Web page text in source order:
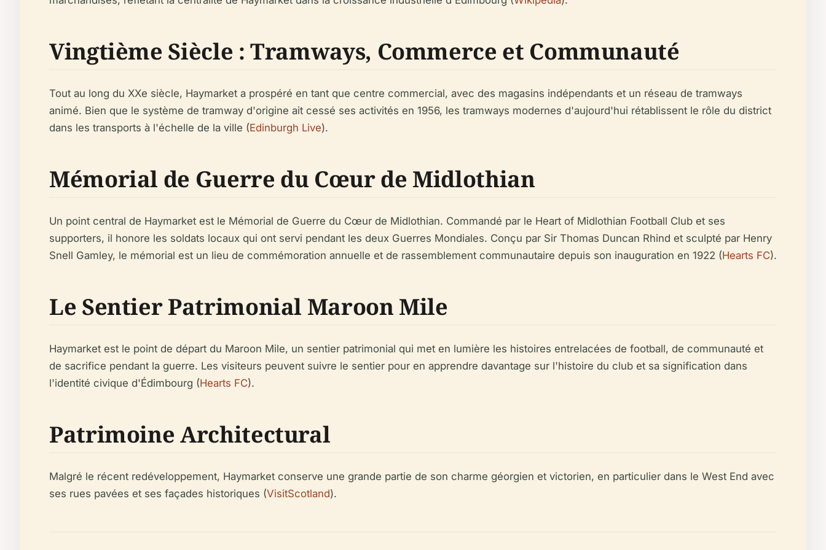
Vingtième Siècle : Tramways, Commerce et Communauté
Tout au long du XXe siècle, Haymarket a prospéré en tant que centre commercial, avec des magasins indépendants et un réseau de tramways
animé. Bien que le système de tramway d'origine ait cessé ses activités en 1956, les tramways modernes d'aujourd'hui rétablissent le rôle du district
dans les transports à l'échelle de la ville (Edinburgh Live).
Mémorial de Guerre du Cœur de Midlothian
Un point central de Haymarket est le Mémorial de Guerre du Cœur de Midlothian. Commandé par le Heart of Midlothian Football Club et ses
supporters, il honore les soldats locaux qui ont servi pendant les deux Guerres Mondiales. Conçu par Sir Thomas Duncan Rhind et sculpté par Henry
Snell Gamley, le mémorial est un lieu de commémoration annuelle et de rassemblement communautaire depuis son inauguration en 1922 (Hearts FC).
Le Sentier Patrimonial Maroon Mile
Haymarket est le point de départ du Maroon Mile, un sentier patrimonial qui met en lumière les histoires entrelacées de football, de communauté et
de sacrifice pendant la guerre. Les visiteurs peuvent suivre le sentier pour en apprendre davantage sur l'histoire du club et sa signification dans
l'identité civique d'Édimbourg (Hearts FC).
Patrimoine Architectural
Malgré le récent redéveloppement, Haymarket conserve une grande partie de son charme géorgien et victorien, en particulier dans le West End avec
ses rues pavées et ses façades historiques (VisitScotland).